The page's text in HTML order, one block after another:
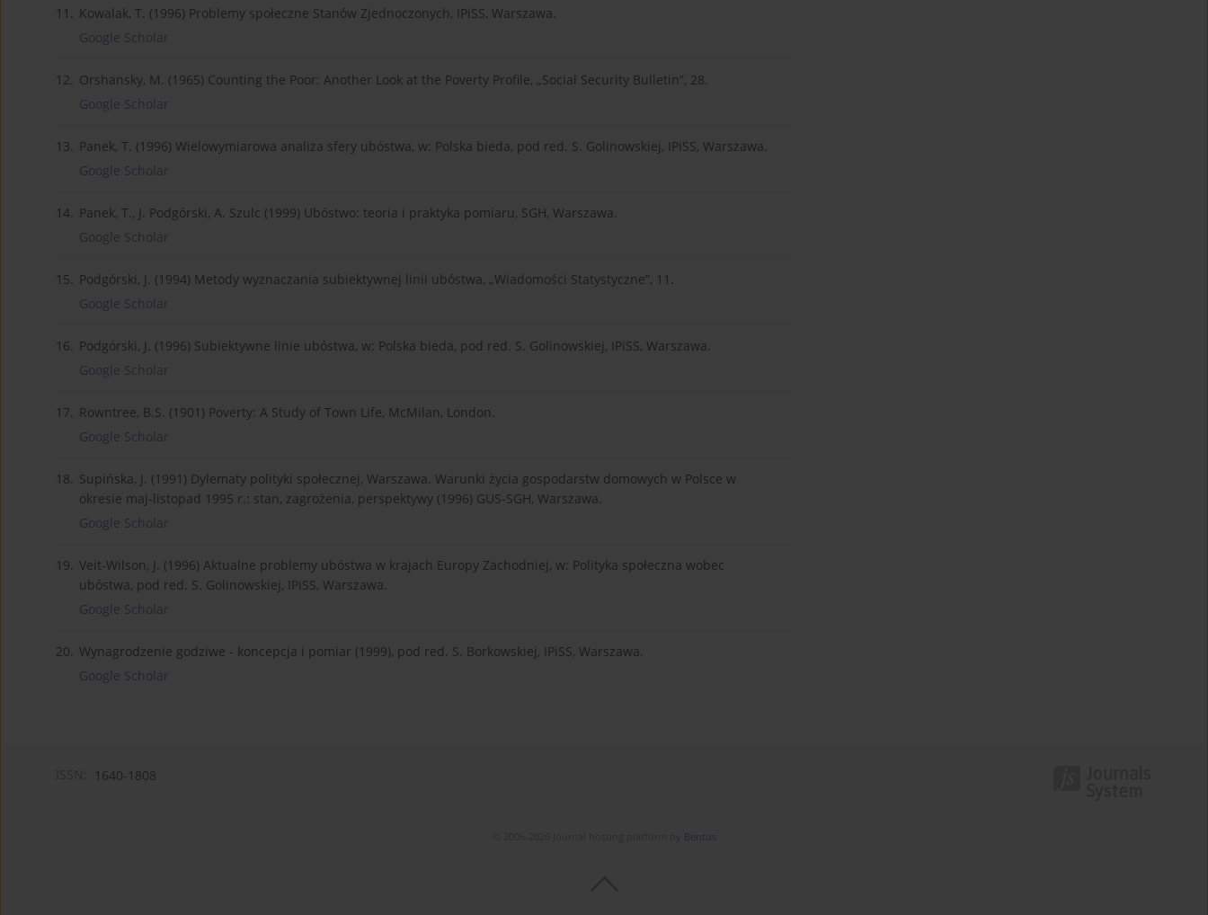
11. Kowalak, T. (1996) Problemy społeczne Stanów Zjednoczonych, IPiSS, Warszawa.
Google Scholar
12. Orshansky, M. (1965) Counting the Poor: Another Look at the Poverty Profile, „Social Security Bulletin”, 28.
Google Scholar
13. Panek, T. (1996) Wielowymiarowa analiza sfery ubóstwa, w: Polska bieda, pod red. S. Golinowskiej, IPiSS, Warszawa.
Google Scholar
14. Panek, T., J. Podgórski, A. Szulc (1999) Ubóstwo: teoria i praktyka pomiaru, SGH, Warszawa.
Google Scholar
15. Podgórski, J. (1994) Metody wyznaczania subiektywnej linii ubóstwa, „Wiadomości Statystyczne”, 11.
Google Scholar
16. Podgórski, J. (1996) Subiektywne linie ubóstwa, w: Polska bieda, pod red. S. Golinowskiej, IPiSS, Warszawa.
Google Scholar
17. Rowntree, B.S. (1901) Poverty: A Study of Town Life, McMilan, London.
Google Scholar
18. Supińska, J. (1991) Dylematy polityki społecznej, Warszawa. Warunki życia gospodarstw domowych w Polsce w
okresie maj-listopad 1995 r.: stan, zagrożenia, perspektywy (1996) GUS-SGH, Warszawa.
Google Scholar
19. Veit-Wilson, J. (1996) Aktualne problemy ubóstwa w krajach Europy Zachodniej, w: Polityka społeczna wobec
ubóstwa, pod red. S. Golinowskiej, IPiSS, Warszawa.
Google Scholar
20. Wynagrodzenie godziwe - koncepcja i pomiar (1999), pod red. S. Borkowskiej, IPiSS, Warszawa.
Google Scholar
1640-1808
Bentus